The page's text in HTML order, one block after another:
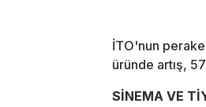
İTO'nun
üründe artış,
SİNEMA VE